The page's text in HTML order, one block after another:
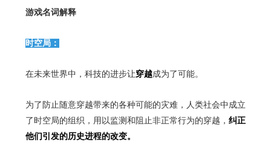
游戏名词解释
时空局：
在未来世界中，科技的进步让穿越成为了可能。
为了防止随意穿越带来的各种可能的灾难，人类社会中成立
了时空局的组织，用以监测和阻止非正常行为的穿越，纠正
他们引发的历史进程的改变。